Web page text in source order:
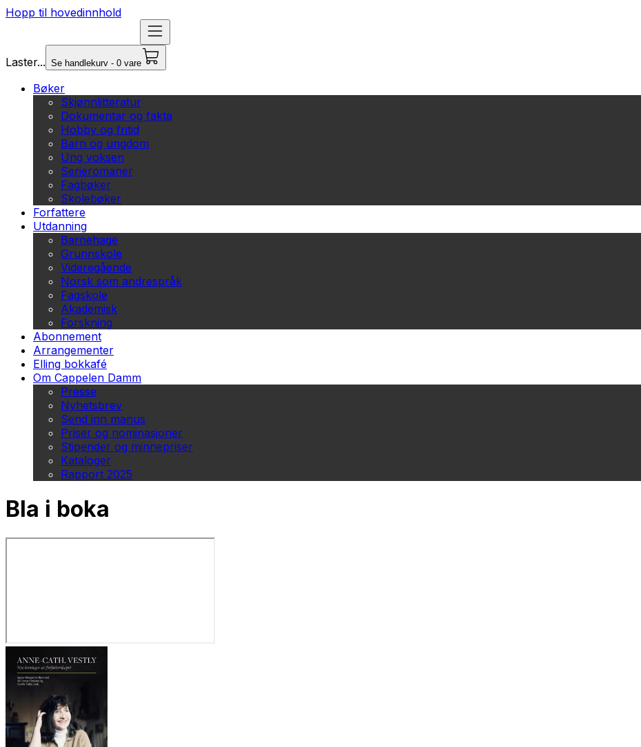
Hopp til hovedinnhold
Laster... Se handlekurv - 0 vare
Bøker
Skjønnlitteratur
Dokumentar og fakta
Hobby og fritid
Barn og ungdom
Ung voksen
Serieromaner
Fagbøker
Skolebøker
Forfattere
Utdanning
Barnehage
Grunnskole
Videregående
Norsk som andrespråk
Fagskole
Akademisk
Forskning
Abonnement
Arrangementer
Elling bokkafé
Om Cappelen Damm
Presse
Nyhetsbrev
Send inn manus
Priser og nominasjoner
Stipender og minnepriser
Kataloger
Rapport 2025
Bla i boka